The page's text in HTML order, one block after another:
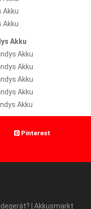
Akku
Akku
Akku
Akku
Akku
Akku
Akku
Akku
Pinterest
| Akkusmarkt